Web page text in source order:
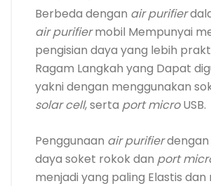
Berbeda dengan air purifier
air purifiermobil Mempunyai
pengisian daya yang lebih
Ragam Langkah yang Dapat
yakni dengan menggunakan
solar cell, serta port microUSB.
Penggunaan air purifierdengan
daya soket rokok dan port
menjadi yang paling Elastis dan